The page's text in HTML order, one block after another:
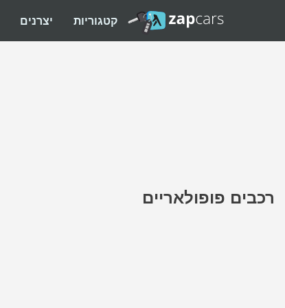
קטגוריות יצרנים
רכבים פופולאריים